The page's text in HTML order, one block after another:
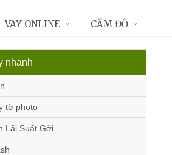
nhanh
tờ photo
Lãi Suất Gởi
VAY ONLINE CẦM ĐỒ